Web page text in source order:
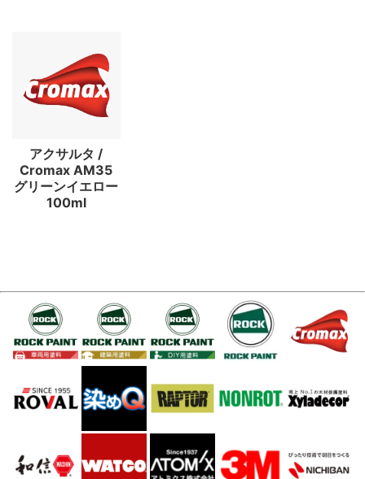
アクサルタ /
Cromax AM35
グリーンイエロー
100ml